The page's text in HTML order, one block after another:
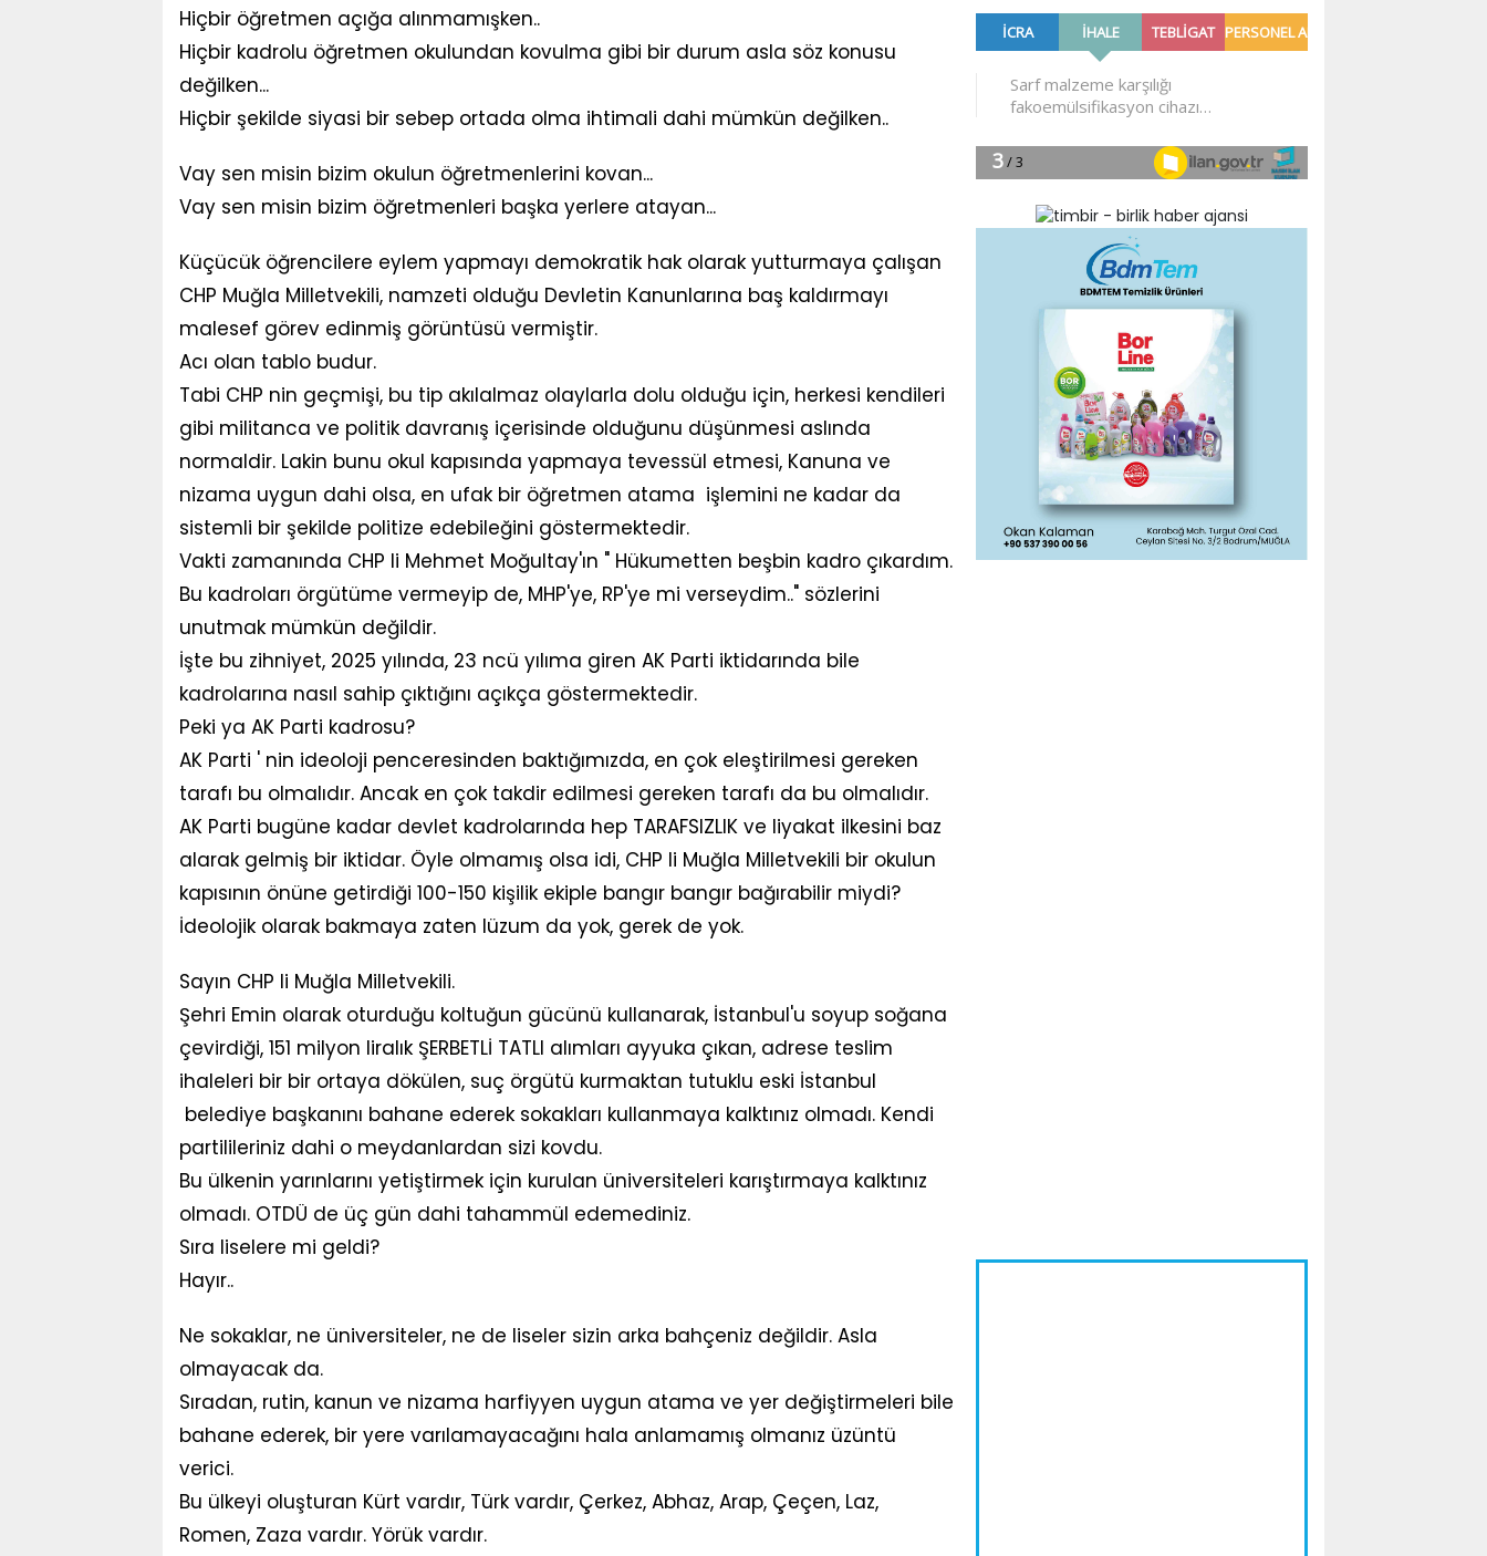
Hiçbir öğretmen açığa alınmamışken..
Hiçbir kadrolu öğretmen okulundan kovulma gibi bir durum asla söz konusu
değilken...
Hiçbir şekilde siyasi bir sebep ortada olma ihtimali dahi mümkün değilken..
Vay sen misin bizim okulun öğretmenlerini kovan...
Vay sen misin bizim öğretmenleri başka yerlere atayan...
Küçücük öğrencilere eylem yapmayı demokratik hak olarak yutturmaya çalışan
CHP Muğla Milletvekili, namzeti olduğu Devletin Kanunlarına baş kaldırmayı
malesef görev edinmiş görüntüsü vermiştir.
Acı olan tablo budur.
Tabi CHP nin geçmişi, bu tip akılalmaz olaylarla dolu olduğu için, herkesi kendileri
gibi militanca ve politik davranış içerisinde olduğunu düşünmesi aslında
normaldir. Lakin bunu okul kapısında yapmaya tevessül etmesi, Kanuna ve
nizama uygun dahi olsa, en ufak bir öğretmen atama işlemini ne kadar da
sistemli bir şekilde politize edebileğini göstermektedir.
Vakti zamanında CHP li Mehmet Moğultay'ın " Hükumetten beşbin kadro çıkardım.
Bu kadroları örgütüme vermeyip de, MHP'ye, RP'ye mi verseydim.." sözlerini
unutmak mümkün değildir.
İşte bu zihniyet, 2025 yılında, 23 ncü yılıma giren AK Parti iktidarında bile
kadrolarına nasıl sahip çıktığını açıkça göstermektedir.
Peki ya AK Parti kadrosu?
AK Parti ' nin ideoloji penceresinden baktığımızda, en çok eleştirilmesi gereken
tarafı bu olmalıdır. Ancak en çok takdir edilmesi gereken tarafı da bu olmalıdır.
AK Parti bugüne kadar devlet kadrolarında hep TARAFSIZLIK ve liyakat ilkesini baz
alarak gelmiş bir iktidar. Öyle olmamış olsa idi, CHP li Muğla Milletvekili bir okulun
kapısının önüne getirdiği 100-150 kişilik ekiple bangır bangır bağırabilir miydi?
İdeolojik olarak bakmaya zaten lüzum da yok, gerek de yok.
Sayın CHP li Muğla Milletvekili.
Şehri Emin olarak oturduğu koltuğun gücünü kullanarak, İstanbul'u soyup soğana
çevirdiği, 151 milyon liralık ŞERBETLİ TATLI alımları ayyuka çıkan, adrese teslim
ihaleleri bir bir ortaya dökülen, suç örgütü kurmaktan tutuklu eski İstanbul
belediye başkanını bahane ederek sokakları kullanmaya kalktınız olmadı. Kendi
partilileriniz dahi o meydanlardan sizi kovdu.
Bu ülkenin yarınlarını yetiştirmek için kurulan üniversiteleri karıştırmaya kalktınız
olmadı. OTDÜ de üç gün dahi tahammül edemediniz.
Sıra liselere mi geldi?
Hayır..
Ne sokaklar, ne üniversiteler, ne de liseler sizin arka bahçeniz değildir. Asla
olmayacak da.
Sıradan, rutin, kanun ve nizama harfiyyen uygun atama ve yer değiştirmeleri bile
bahane ederek, bir yere varılamayacağını hala anlamamış olmanız üzüntü
verici.
Bu ülkeyi oluşturan Kürt vardır, Türk vardır, Çerkez, Abhaz, Arap, Çeçen, Laz,
Romen, Zaza vardır. Yörük vardır.